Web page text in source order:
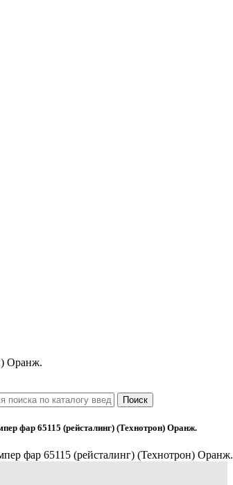
Оранж.
фар 65115 (рейсталинг) (Технотрон) Оранж.
фар 65115 (рейсталинг) (Технотрон) Оранж.